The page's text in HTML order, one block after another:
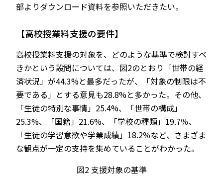
部よりダウンロード資料を参照いただきたい。
【高校授業料支援の要件】
高校授業料支援の対象を、どのような基準で検討すべ
きかという設問については、図2のとおり「世帯の経
済状況」が44.3%と最多だったが、「対象の制限は不
要である」とする意見も28.8%と多かった。その他、
「生徒の特別な事情」25.4%、「世帯の構成」
25.3%、「国籍」21.6%、「学校の種類」19.7％、
「生徒の学習意欲や学業成績」18.2％など、さまざま
な観点が一定の支持を集めていることがわかった。
図2 支援対象の基準